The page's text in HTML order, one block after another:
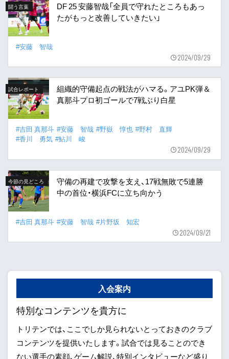
闘う言葉
DF 25 安藤智哉「全員で守れたところもあっ
たがもっと改善していきたい」
#安藤 智哉
2024/09/29
試合レポート
組織的守備起点の戦法がハマる。アユPK弾＆
真那斗プロ初ゴールで7戦ぶり白星
#吉田 真那斗 #安藤 智哉 #野嶽 惇也 #野村 直輝
#香川 勇気 #鮎川 峻
2024/09/29
今節の見どころ
守備の再建で攻撃を支え、17戦無敗で5連勝
中の首位・横浜FCに立ち向かう
#吉田 真那斗 #安藤 智哉 #片野坂 知宏
2024/09/21
入会案内
特別なコンテンツを貴方に
トリテンでは、ここでしか見られないとっておきのクラブ
コンテンツを提供いたします。試合では見ることのでき
ない選手の素顔、ゲーム解説、特別インタビューなど盛り